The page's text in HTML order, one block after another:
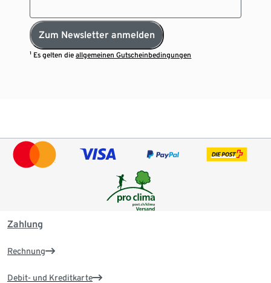
Zum Newsletter anmelden
¹ Es gelten dieallgemeinen Gutscheinbedingungen
Zahlung
Rechnung
Debit- und Kreditkarte